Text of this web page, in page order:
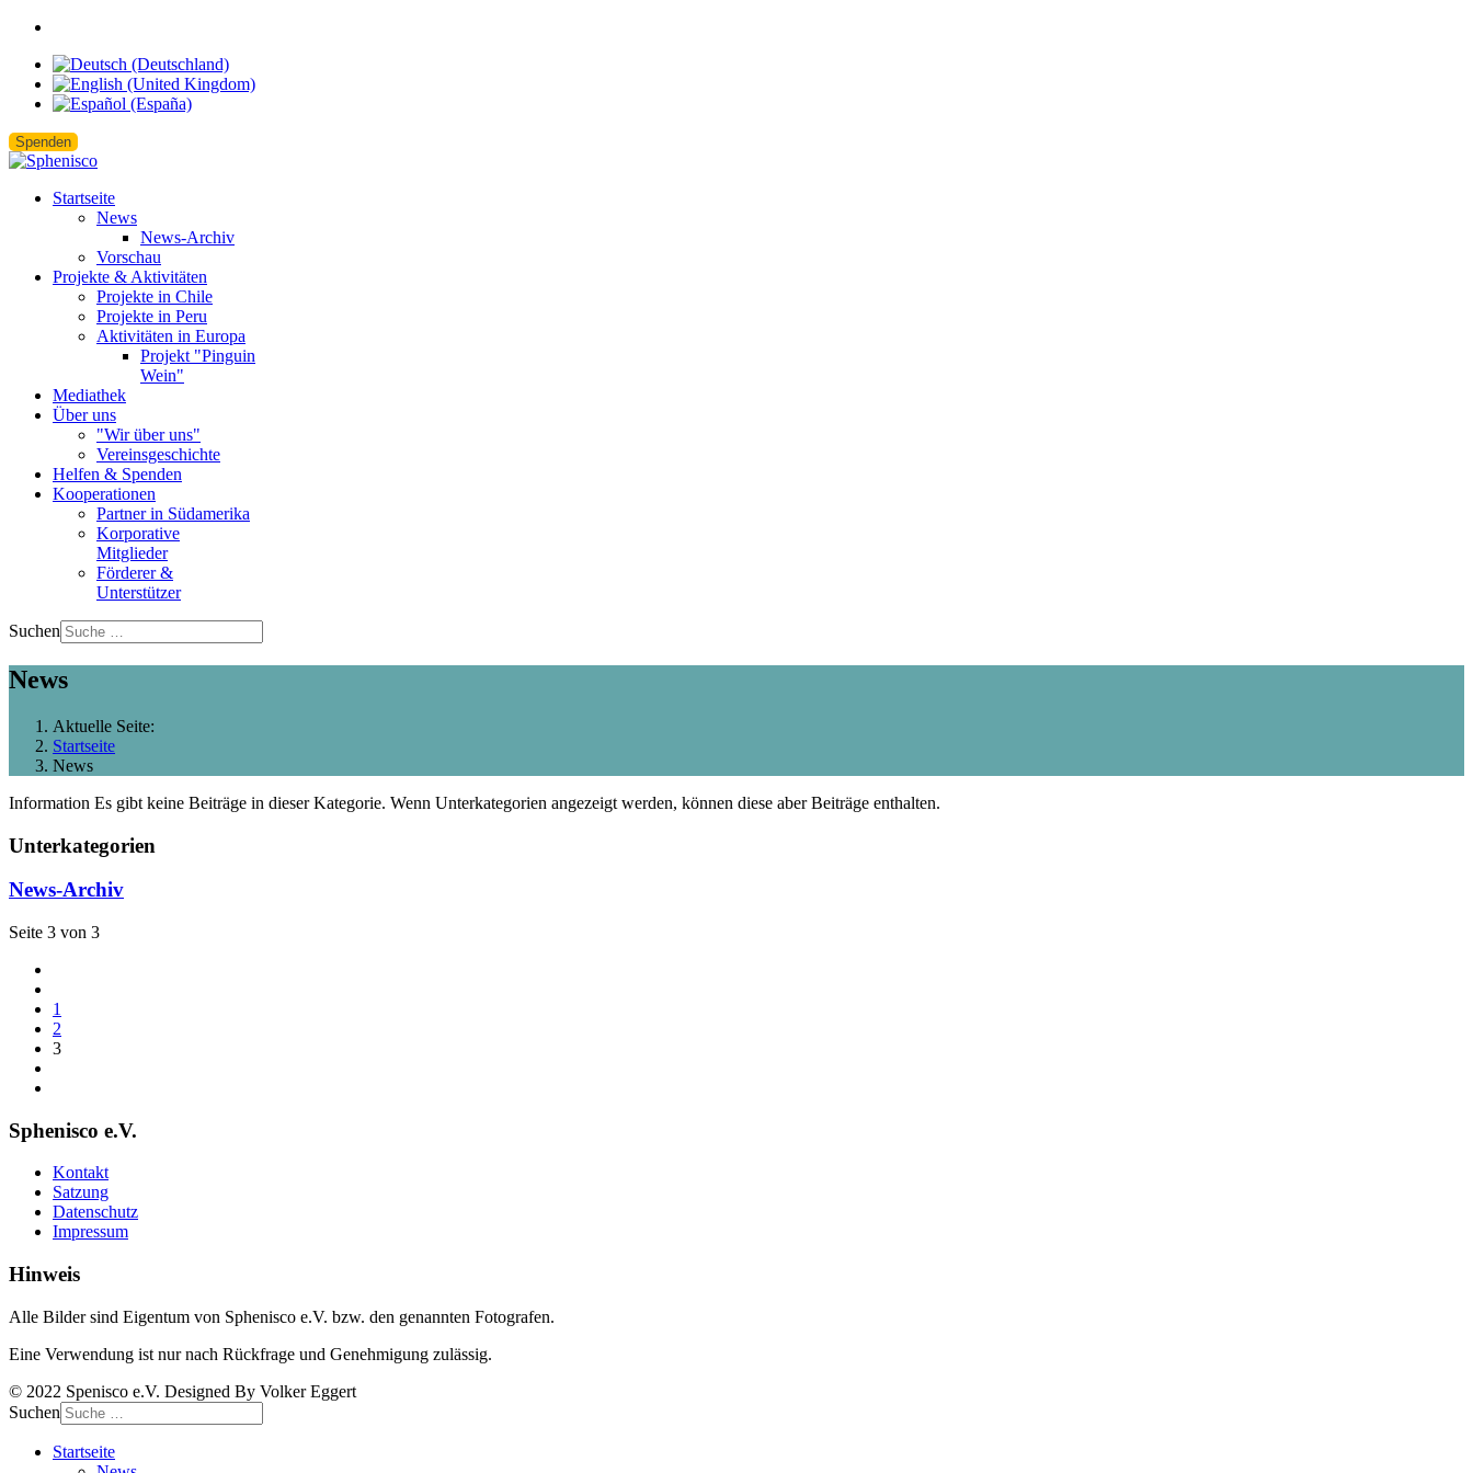
Spenden
Startseite
News
News-Archiv
Vorschau
Projekte & Aktivitäten
Projekte in Chile
Projekte in Peru
Aktivitäten in Europa
Projekt "Pinguin
Wein"
Mediathek
Über uns
"Wir über uns"
Vereinsgeschichte
Helfen & Spenden
Kooperationen
Partner in Südamerika
Korporative
Mitglieder
Förderer &
Unterstützer
Suchen
News
Aktuelle Seite:
Startseite
News
Information Es gibt keine Beiträge in dieser Kategorie. Wenn Unterkategorien angezeigt werden, können diese aber Beiträge enthalten.
Unterkategorien
News-Archiv
Seite 3 von 3
1
2
3
Sphenisco e.V.
Kontakt
Satzung
Datenschutz
Impressum
Hinweis
Alle Bilder sind Eigentum von Sphenisco e.V. bzw. den genannten Fotografen.
Eine Verwendung ist nur nach Rückfrage und Genehmigung zulässig.
© 2022 Spenisco e.V. Designed By Volker Eggert
Suchen
Startseite